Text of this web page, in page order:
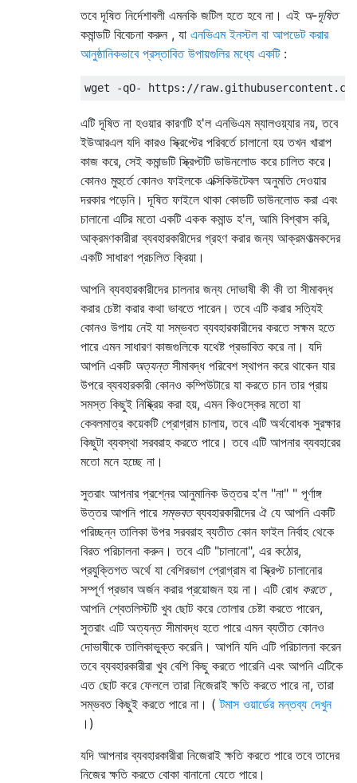
তবে দূষিত নির্দেশাবলী এমনকি জটিল হতে হবে না। এই অ-দূষিত
কমান্ডটি বিবেচনা করুন , যা এনভিএম ইনস্টল বা আপডেট করার
আনুষ্ঠানিকভাবে প্রস্তাবিত উপায়গুলির মধ্যে একটি:
wget -qO- https ://raw. githubusercontent .
এটি দূষিত না হওয়ার কারণটি হ'ল এনভিএম ম্যালওয়্যার নয়, তবে
ইউআরএল যদি কারও স্ক্রিপ্টের পরিবর্তে চালানো হয় তখন খারাপ
কাজ করে, সেই কমান্ডটি স্ক্রিপ্টটি ডাউনলোড করে চালিত করে।
কোনও মুহুর্তে কোনও ফাইলকে এক্সিকিউটেবল অনুমতি দেওয়ার
দরকার পড়েনি। দূষিত ফাইলে থাকা কোডটি ডাউনলোড করা এবং
চালানো এটির মতো একটি একক কমান্ড হ'ল, আমি বিশ্বাস করি,
আক্রমণকারীরা ব্যবহারকারীদের গ্রহণ করার জন্য আক্রমণাত্মকদের
একটি সাধারণ প্রচলিত ক্রিয়া।
আপনি ব্যবহারকারীদের চালনার জন্য দোভাষী কী কী তা সীমাবদ্ধ
করার চেষ্টা করার কথা ভাবতে পারেন। তবে এটি করার সত্যিই
কোনও উপায় নেই যা সম্ভবত ব্যবহারকারীদের করতে সক্ষম হতে
পারে এমন সাধারণ কাজগুলিকে যথেষ্ট প্রভাবিত করে না। যদি
আপনি একটি অত্যন্তসীমাবদ্ধ পরিবেশ স্থাপন করে থাকেন যার
উপরে ব্যবহারকারী কোনও কম্পিউটারে যা করতে চান তার প্রায়
সমস্ত কিছুই নিষ্ক্রিয় করা হয়, এমন কিওস্কের মতো যা
কেবলমাত্র কয়েকটি প্রোগ্রাম চালায়, তবে এটি অর্থবোধক সুরক্ষার
কিছুটা ব্যবস্থা সরবরাহ করতে পারে। তবে এটি আপনার ব্যবহারের
মতো মনে হচ্ছে না।
সুতরাং আপনার প্রশ্নের আনুমানিক উত্তর হ'ল "না" " পূর্ণাঙ্গ
উত্তর আপনি পারে সম্ভবতব্যবহারকারীদের ঐ যে আপনি একটি
পরিচ্ছন্ন তালিকা উপর সরবরাহ ব্যতীত কোন ফাইল নির্বাহ থেকে
বিরত পরিচালনা করুন। তবে এটি "চালানো", এর কঠোর,
প্রযুক্তিগত অর্থে যা বেশিরভাগ প্রোগ্রাম বা স্ক্রিপ্ট চালানোর
সম্পূর্ণ প্রভাব অর্জন করার প্রয়োজন হয় না। এটি রোধ করতে,
আপনি শ্বেতলিস্টটি খুব ছোট করে তোলার চেষ্টা করতে পারেন,
সুতরাং এটি অত্যন্ত সীমাবদ্ধ হতে পারে এমন ব্যতীত কোনও
দোভাষীকে তালিকাভুক্ত করেনি। আপনি যদি এটি পরিচালনা করেন
তবে ব্যবহারকারীরা খুব বেশি কিছু করতে পারেনি এবং আপনি এটিকে
এত ছোট করে ফেললে তারা নিজেরাই ক্ষতি করতে পারে না, তারা
সম্ভবত কিছুই করতে পারে না। (টমাস ওয়ার্ডের মন্তব্য দেখুন
।)
যদি আপনার ব্যবহারকারীরা নিজেরাই ক্ষতি করতে পারে তবে তাদের
নিজের ক্ষতি করতে বোকা বানানো যেতে পারে।